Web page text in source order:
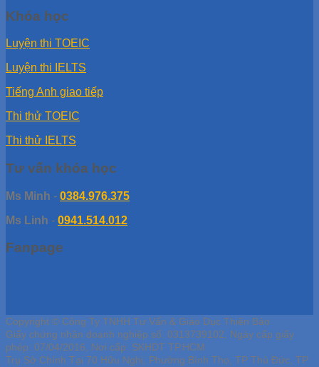
Khóa học
Luyện thi TOEIC
Luyện thi IELTS
Tiếng Anh giao tiếp
Thi thử TOEIC
Thi thử IELTS
Tư vấn khóa học
Ms Minh - 0384.976.375
Ms Linh - 0941.514.012
Fanpage
Copyright © Công Ty TNHH Tư Vấn & Giáo Dục Thiên Bảo
Giấy chứng nhận doanh nghiệp số: 0313739102, Ngày cấp giấy
phép: 07/04/2016, Nơi cấp: SKHDT TP.HCM
Trụ Sở Chính Tại 70 Hữu Nghị, Phường Bình Thọ, TP Thủ Đức, TP